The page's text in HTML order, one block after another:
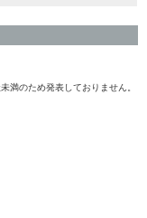
満のため発表しておりません。